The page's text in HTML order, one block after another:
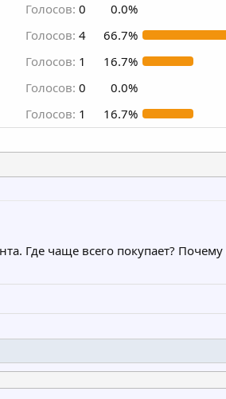
Голосов: 0
0.0%
Голосов: 4
66.7%
Голосов: 1
16.7%
Голосов: 0
0.0%
Голосов: 1 16.7%
Где чаще всего покупает?